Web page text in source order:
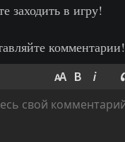
заходить в игру!
комментарии!